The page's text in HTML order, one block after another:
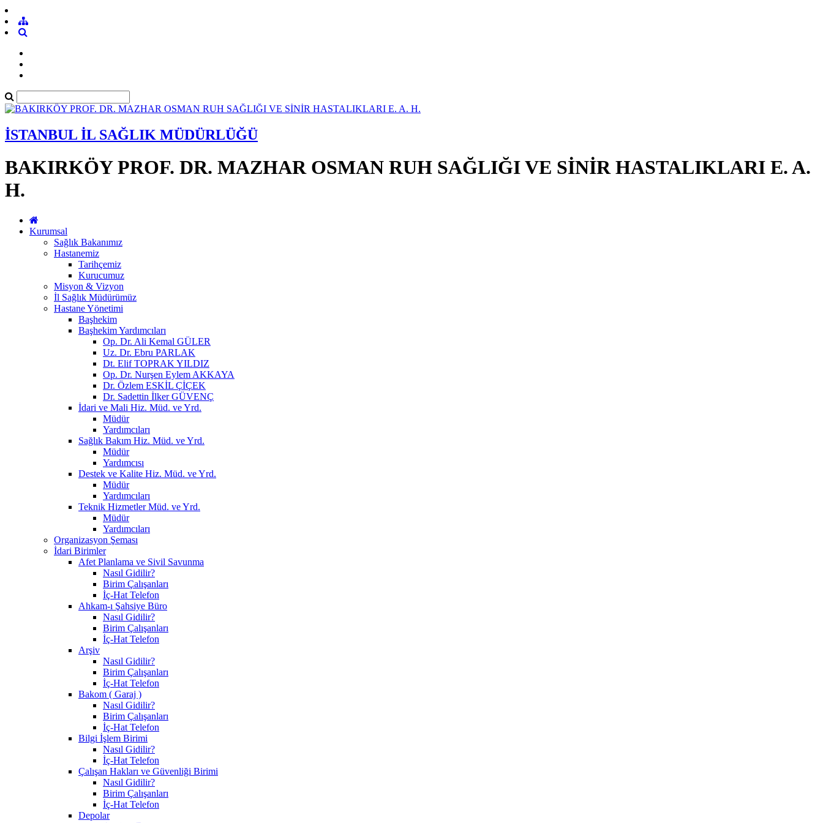
İSTANBUL İL SAĞLIK MÜDÜRLÜĞÜ
BAKIRKÖY PROF. DR. MAZHAR OSMAN RUH SAĞLIĞI VE SİNİR HASTALIKLARI E. A.
H.
Kurumsal
Sağlık Bakanımız
Hastanemiz
Tarihçemiz
Kurucumuz
Misyon & Vizyon
İl Sağlık Müdürümüz
Hastane Yönetimi
Başhekim
Başhekim Yardımcıları
Op. Dr. Ali Kemal GÜLER
Uz. Dr. Ebru PARLAK
Dt. Elif TOPRAK YILDIZ
Op. Dr. Nurşen Eylem AKKAYA
Dr. Özlem ESKİL ÇİÇEK
Dr. Sadettin İlker GÜVENÇ
İdari ve Mali Hiz. Müd. ve Yrd.
Müdür
Yardımcıları
Sağlık Bakım Hiz. Müd. ve Yrd.
Müdür
Yardımcısı
Destek ve Kalite Hiz. Müd. ve Yrd.
Müdür
Yardımcıları
Teknik Hizmetler Müd. ve Yrd.
Müdür
Yardımcıları
Organizasyon Şeması
İdari Birimler
Afet Planlama ve Sivil Savunma
Nasıl Gidilir?
Birim Çalışanları
İç-Hat Telefon
Ahkam-ı Şahsiye Büro
Nasıl Gidilir?
Birim Çalışanları
İç-Hat Telefon
Arşiv
Nasıl Gidilir?
Birim Çalışanları
İç-Hat Telefon
Bakom ( Garaj )
Nasıl Gidilir?
Birim Çalışanları
İç-Hat Telefon
Bilgi İşlem Birimi
Nasıl Gidilir?
İç-Hat Telefon
Çalışan Hakları ve Güvenliği Birimi
Nasıl Gidilir?
Birim Çalışanları
İç-Hat Telefon
Depolar